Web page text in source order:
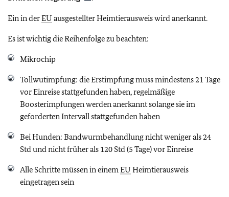
Ein in derEU ausgestellter Heimtierausweis wird anerkannt.
Es ist wichtig die Reihenfolge zu beachten:
Mikrochip
Tollwutimpfung: die Erstimpfung muss mindestens 21 Tage
vor Einreise stattgefunden haben, regelmäßige
Boosterimpfungen werden anerkannt solange sie im
geforderten Intervall stattgefunden haben
Bei Hunden: Bandwurmbehandlung nicht weniger als 24
Std und nicht früher als 120 Std (5 Tage) vor Einreise
Alle Schritte müssen in einemEU Heimtierausweis
eingetragen sein